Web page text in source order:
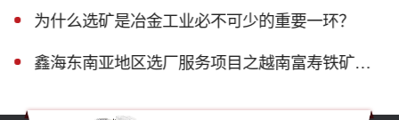
为什么选矿是冶金工业必不可少的重要一环？
鑫海东南亚地区选厂服务项目之越南富寿铁矿磁选生产线